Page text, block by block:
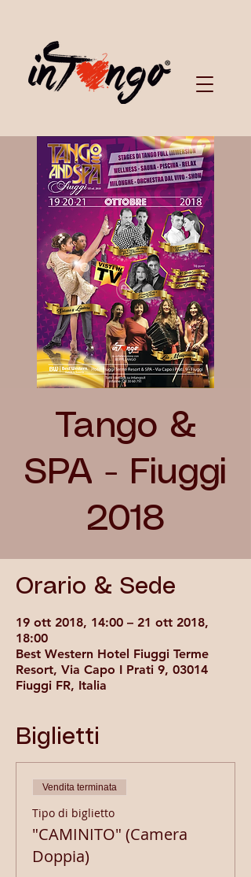
Tango &
SPA - Fiuggi
2018
Orario & Sede
19 ott 2018, 14:00 – 21 ott 2018,
18:00
Best Western Hotel Fiuggi Terme
Resort, Via Capo I Prati 9, 03014
Fiuggi FR, Italia
Biglietti
Vendita terminata
Tipo di biglietto
"CAMINITO" (Camera
Doppia)